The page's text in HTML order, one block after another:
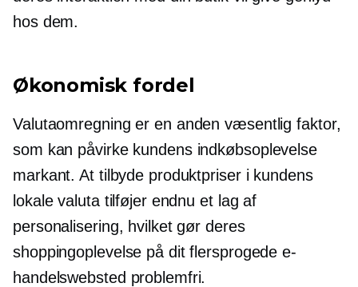
hos dem.
Økonomisk fordel
Valutaomregning er en anden væsentlig faktor,
som kan påvirke kundens indkøbsoplevelse
markant. At tilbyde produktpriser i kundens
lokale valuta tilføjer endnu et lag af
personalisering, hvilket gør deres
shoppingoplevelse på dit flersprogede e-
handelswebsted problemfri.